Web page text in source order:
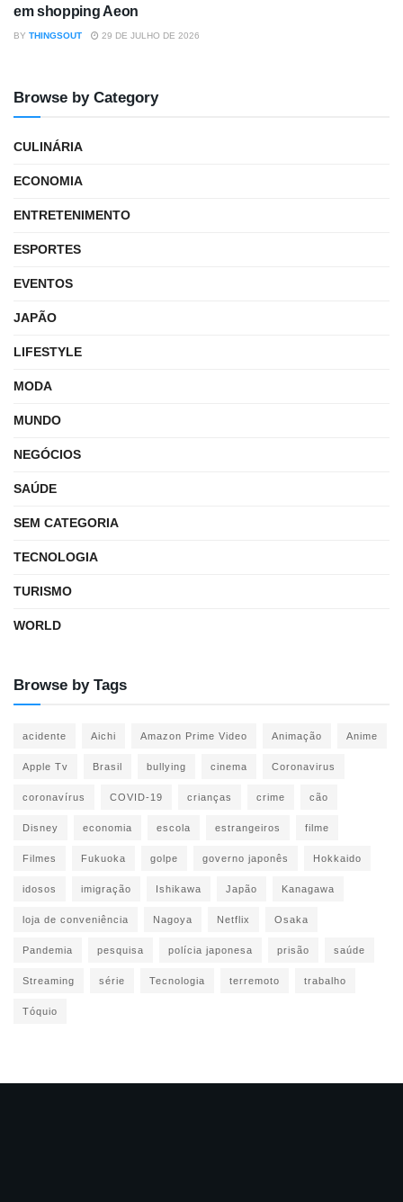
em shopping Aeon
BY THINGSOUT 29 DE JULHO DE 2026
Browse by Category
CULINÁRIA
ECONOMIA
ENTRETENIMENTO
ESPORTES
EVENTOS
JAPÃO
LIFESTYLE
MODA
MUNDO
NEGÓCIOS
SAÚDE
SEM CATEGORIA
TECNOLOGIA
TURISMO
WORLD
Browse by Tags
acidente Aichi Amazon Prime Video Animação Anime
Apple Tv Brasil bullying cinema Coronavirus
coronavírus COVID-19 crianças crime cão
Disney economia escola estrangeiros filme
Filmes Fukuoka golpe governo japonês Hokkaido
idosos imigração Ishikawa Japão Kanagawa
loja de conveniência Nagoya Netflix Osaka
Pandemia pesquisa polícia japonesa prisão saúde
Streaming série Tecnologia terremoto trabalho
Tóquio